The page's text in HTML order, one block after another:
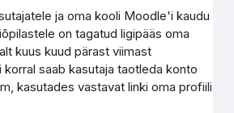
ja oma kooli Moodle'i kaudu
on tagatud ligipääs oma
kuus kuud pärast viimast
saab kasutaja taotleda konto
kasutades vastavat linki oma profiili